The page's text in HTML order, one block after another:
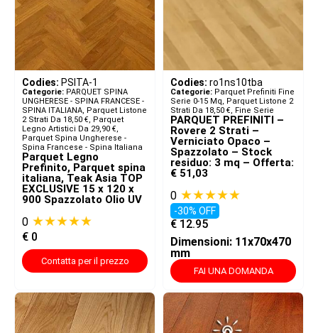
Codies: PSITA-1
Categorie: PARQUET SPINA
UNGHERESE - SPINA FRANCESE -
SPINA ITALIANA​, Parquet Listone
2 Strati Da 18,50 €, Parquet
Legno Artistici Da 29,90 €,
Parquet Spina Ungherese -
Spina Francese - Spina Italiana
Parquet Legno
Prefinito, Parquet spina
italiana, Teak Asia TOP
EXCLUSIVE 15 x 120 x
900 Spazzolato Olio UV
0 ★★★★★
€ 0
Contatta per il prezzo
Codies: ro1ns10tba
Categorie: Parquet Prefiniti Fine
Serie 0-15 Mq, Parquet Listone 2
Strati Da 18,50 €, Fine Serie
PARQUET PREFINITI –
Rovere 2 Strati –
Verniciato Opaco –
Spazzolato – Stock
residuo: 3 mq – Offerta:
€ 51,03
0 ★★★★★
-30% OFF
€ 12.95
Dimensioni: 11x70x470
mm
FAI UNA DOMANDA